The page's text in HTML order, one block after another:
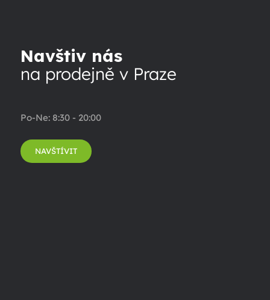
Navštiv nás
na prodejně v Praze
Po-Ne: 8:30 - 20:00
NAVŠTÍVIT